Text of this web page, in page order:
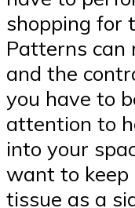
shopping for
Patterns can
and the
you have to
attention to
into your
want to keep
tissue as a